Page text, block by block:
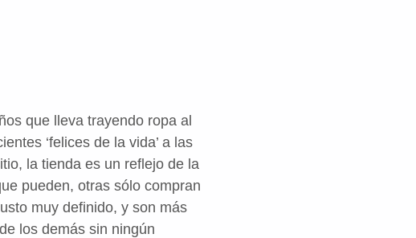
que lleva trayendo ropa al
‘felices de la vida’ a las
la tienda es un reflejo de la
pueden, otras sólo compran
muy definido, y son más
los demás sin ningún